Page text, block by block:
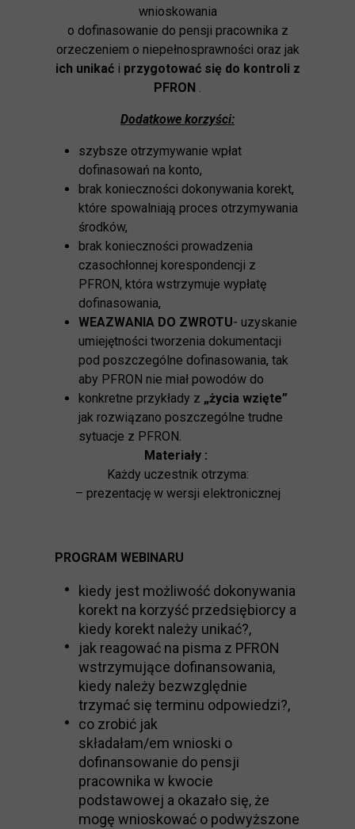
wnioskowania
o dofinasowanie do pensji pracownika z
orzeczeniem o niepełnosprawności oraz jak
ich unikaći przygotować się do kontroli z
PFRON .
Dodatkowe korzyści:
szybsze otrzymywanie wpłat
dofinasowań na konto,
brak konieczności dokonywania korekt,
które spowalniają proces otrzymywania
środków,
brak konieczności prowadzenia
czasochłonnej korespondencji z
PFRON, która wstrzymuje wypłatę
dofinasowania,
WEAZWANIA DO ZWROTU- uzyskanie
umiejętności tworzenia dokumentacji
pod poszczególne dofinasowania, tak
aby PFRON nie miał powodów do
konkretne przykłady z „życia wzięte”
jak rozwiązano poszczególne trudne
sytuacje z PFRON.
Materiały :
Każdy uczestnik otrzyma:
– prezentację w wersji elektronicznej
PROGRAM WEBINARU
kiedy jest możliwość dokonywania
korekt na korzyść przedsiębiorcy a
kiedy korekt należy unikać?,
jak reagować na pisma z PFRON
wstrzymujące dofinansowania,
kiedy należy bezwzględnie
trzymać się terminu odpowiedzi?,
co zrobić jak
składałam/em wnioski o
dofinansowanie do pensji
pracownika w kwocie
podstawowej a okazało się, że
mogę wnioskować o podwyższone